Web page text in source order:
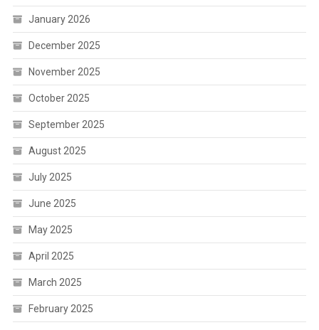
January 2026
December 2025
November 2025
October 2025
September 2025
August 2025
July 2025
June 2025
May 2025
April 2025
March 2025
February 2025